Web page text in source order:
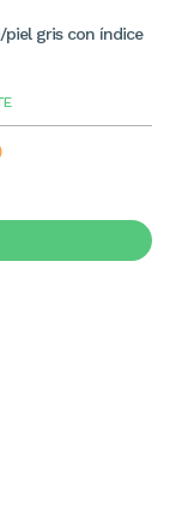
gris con índice